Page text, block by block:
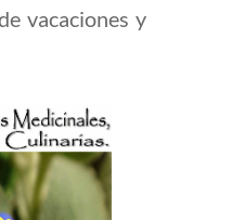
vacaciones y